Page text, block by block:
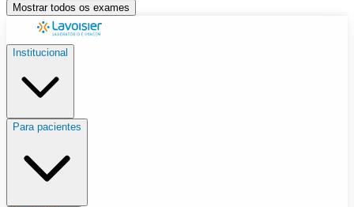
Mostrar todos os exames
Institucional
Para pacientes